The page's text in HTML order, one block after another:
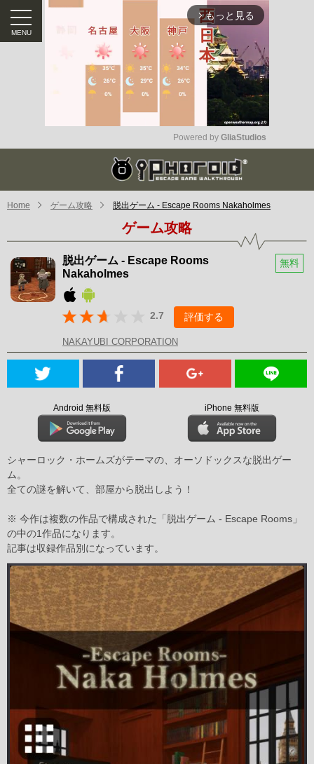
arrow_forward_ios もっと見る
Mute
Powered by GliaStudios
Home ゲーム攻略 脱出ゲーム - Escape Rooms Nakaholmes
ゲーム攻略
脱出ゲーム - Escape Rooms
Nakaholmes
無料
2.7 評価する
NAKAYUBI CORPORATION
Android 無料版 iPhone 無料版
シャーロック・ホームズがテーマの、オーソドックスな脱出ゲー
ム。
全ての謎を解いて、部屋から脱出しよう！
※ 今作は複数の作品で構成された「脱出ゲーム - Escape Rooms」
の中の1作品になります。
記事は収録作品別になっています。